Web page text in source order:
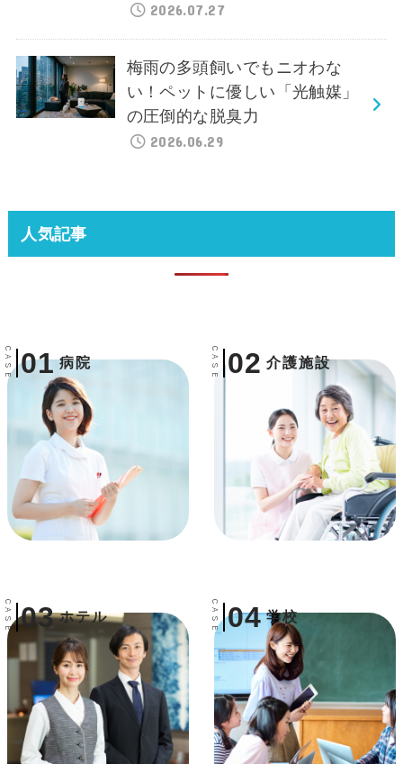
2026.07.27
梅雨の多頭飼いでもニオわな
い！ペットに優しい「光触媒」
の圧倒的な脱臭力
2026.06.29
人気記事
CASE 01 病院 CASE 02 介護施設
CASE 03 ホテル CASE 04 学校